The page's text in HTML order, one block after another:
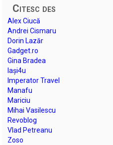
Citesc des
Alex Ciucă
Andrei Cismaru
Dorin Lazăr
Gadget.ro
Gina Bradea
Iași4u
Imperator Travel
Manafu
Mariciu
Mihai Vasilescu
Revoblog
Vlad Petreanu
Zoso